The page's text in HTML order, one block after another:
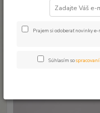
Značka oblečenia
MONTAR Plum honey crystal hnedá
MONTAR
hnedá
Prajem si odoberať novinky
Súhlasím so